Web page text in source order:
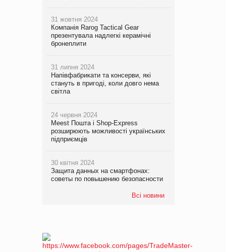
31 жовтня 2024
Компанія Rarog Tactical Gear
презентувала надлегкі керамічні
бронеплити
31 липня 2024
Напівфабрикати та консерви, які
стануть в пригоді, коли довго нема
світла
24 червня 2024
Meest Пошта і Shop-Express
розширюють можливості українських
підприємців
30 квітня 2024
Защита данных на смартфонах:
советы по повышению безопасности
Всі новини